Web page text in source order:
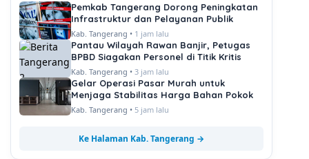
Pemkab Tangerang Dorong Peningkatan
Infrastruktur dan Pelayanan Publik
Kab. Tangerang • 1 jam lalu
Pantau Wilayah Rawan Banjir, Petugas
BPBD Siagakan Personel di Titik Kritis
Kab. Tangerang • 3 jam lalu
Gelar Operasi Pasar Murah untuk
Menjaga Stabilitas Harga Bahan Pokok
Kab. Tangerang • 5 jam lalu
Ke Halaman Kab. Tangerang →